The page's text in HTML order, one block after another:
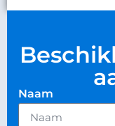
Naam